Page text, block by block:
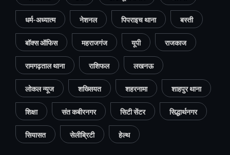
धर्म-अध्यात्म नेशनल पिपराइच थाना बस्ती
बॉक्स ऑफिस महराजगंज यूपी राजकाज
रामगढ़ताल थाना राशिफल लखनऊ
लोकल न्यूज शख्सियत शहरनामा शाहपुर थाना
शिक्षा संत कबीरनगर सिटी सेंटर सिद्धार्थनगर
सियासत सेलीब्रिटी हेल्थ